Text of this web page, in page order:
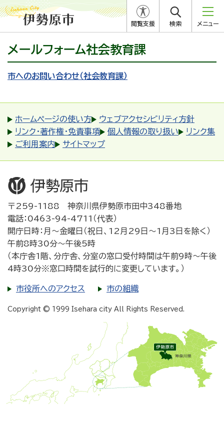
閲覧支援 検索 メニュー
メールフォーム社会教育課
市へのお問い合わせ（社会教育課）
ホームページの使い方
ウェブアクセシビリティ方針
リンク・著作権・免責事項
個人情報の取り扱い
リンク集
ご利用案内
サイトマップ
〒259-1188 神奈川県伊勢原市田中348番地
電話：0463-94-4711（代表）
開庁日時：月～金曜日（祝日、12月29日～1月3日を除く）
午前8時30分～午後5時
（本庁舎1階、分庁舎、分室の窓口受付時間は午前9時～午後
4時30分※窓口時間を試行的に変更しています。）
市役所へのアクセス 市の組織
Copyright © 1999 Isehara city All Rights Reserved.